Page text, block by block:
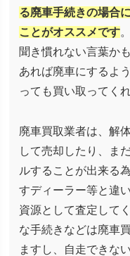
る廃車手続きの場合
ことがオススメです
聞き慣れない言葉か
あれば廃車にするよ
っても買い取ってく
廃車買取業者は、解
して売却したり、ま
ルすることが出来る
すディーラー等と違
資源として査定して
な手続きなどは廃車
ますし、自走できな